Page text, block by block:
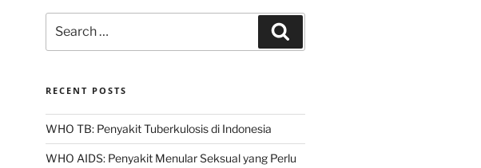
for:
RECENT POSTS
WHO TB: Penyakit Tuberkulosis di Indonesia
WHO AIDS: Penyakit Menular Seksual yang Perlu